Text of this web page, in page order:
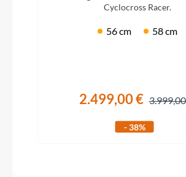
Cyclocross Racer.
56 cm 58 cm
2.499,00 €
- 38%